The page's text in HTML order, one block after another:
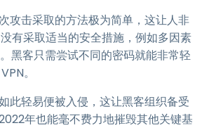
攻击采取的方法极为简单，这让人非
有采取适当的安全措施，例如多因素
黑客只需尝试不同的密码就能非常轻
。
此轻易便被入侵，这让黑客组织备受
年也能毫不费力地摧毁其他关键基